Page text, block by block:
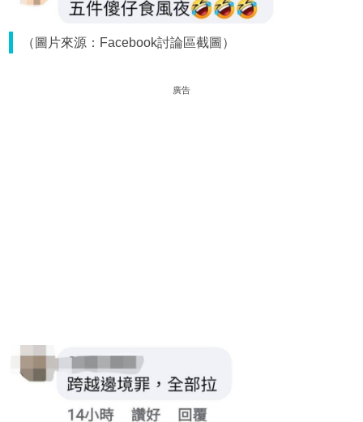
（圖片來源：Facebook討論區截圖）
廣告